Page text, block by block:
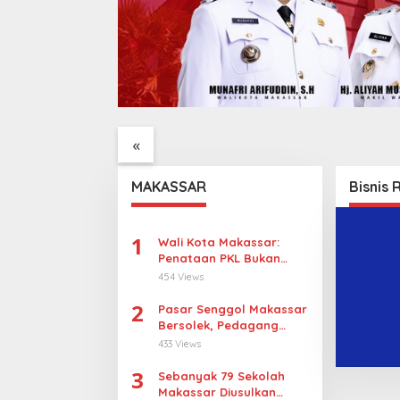
«
Legalitas Tower di
KBLI
MAKASSAR
1
Wali Kota Makassar:
Penataan PKL Bukan
Penggusuran
454 Views
2
Pasar Senggol Makassar
Bersolek, Pedagang
Gotong Royong
433 Views
3
Sebanyak 79 Sekolah
Makassar Diusulkan
Bisnis